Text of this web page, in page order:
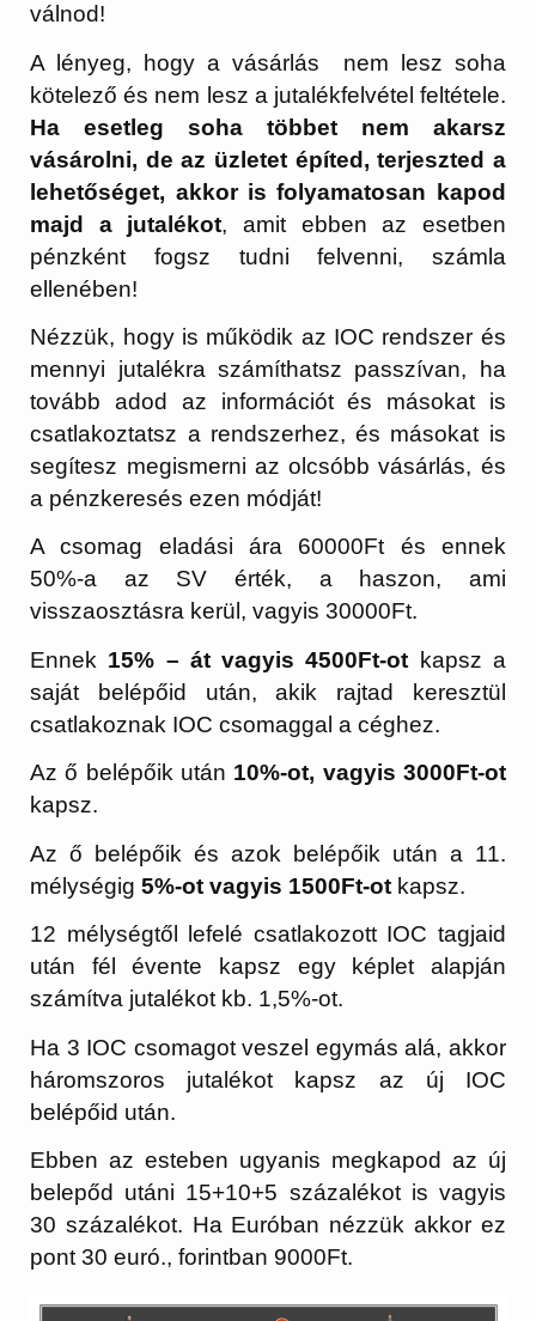
válnod!
A lényeg, hogy a vásárlás nem lesz soha
kötelező és nem lesz a jutalékfelvétel feltétele.
Ha esetleg soha többet nem akarsz
vásárolni, de az üzletet építed, terjeszted a
lehetőséget, akkor is folyamatosan kapod
majd a jutalékot, amit ebben az esetben
pénzként fogsz tudni felvenni, számla
ellenében!
Nézzük, hogy is működik az IOC rendszer és
mennyi jutalékra számíthatsz passzívan, ha
tovább adod az információt és másokat is
csatlakoztatsz a rendszerhez, és másokat is
segítesz megismerni az olcsóbb vásárlás, és
a pénzkeresés ezen módját!
A csomag eladási ára 60000Ft és ennek
50%-a az SV érték, a haszon, ami
visszaosztásra kerül, vagyis 30000Ft.
Ennek 15% – át vagyis 4500Ft-ot
kapsz a
saját belépőid után, akik rajtad keresztül
csatlakoznak IOC csomaggal a céghez.
Az ő belépőik után 10%-ot, vagyis 3000Ft-ot
kapsz.
Az ő belépőik és azok belépőik után a 11.
mélységig5%-ot vagyis 1500Ft-ot kapsz.
12 mélységtől lefelé csatlakozott IOC tagjaid
után fél évente kapsz egy képlet alapján
számítva jutalékot kb. 1,5%-ot.
Ha 3 IOC csomagot veszel egymás alá, akkor
háromszoros jutalékot kapsz az új IOC
belépőid után.
Ebben az esteben ugyanis megkapod az új
belepőd utáni 15+10+5 százalékot is vagyis
30 százalékot. Ha Euróban nézzük akkor ez
pont 30 euró., forintban 9000Ft.